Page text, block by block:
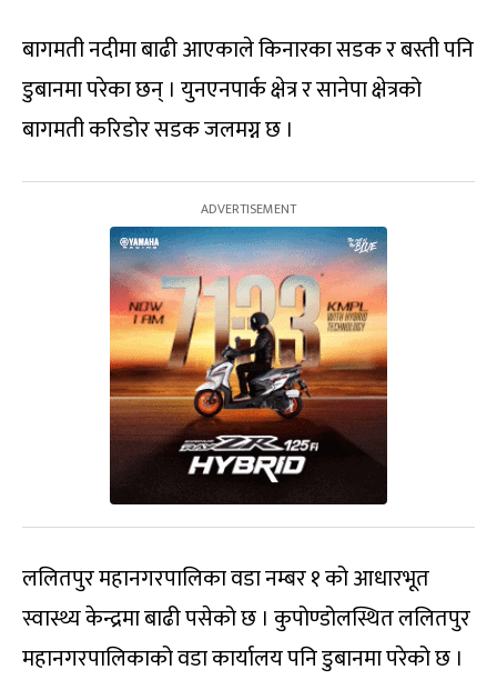
बागमती नदीमा बाढी आएकाले किनारका सडक र बस्ती पनि
डुबानमा परेका छन् । युनएनपार्क क्षेत्र र सानेपा क्षेत्रको
बागमती करिडोर सडक जलमग्न छ ।
ललितपुर महानगरपालिका वडा नम्बर १ को आधारभूत
स्वास्थ्य केन्द्रमा बाढी पसेको छ । कुपोण्डोलस्थित ललितपुर
महानगरपालिकाको वडा कार्यालय पनि डुबानमा परेको छ ।